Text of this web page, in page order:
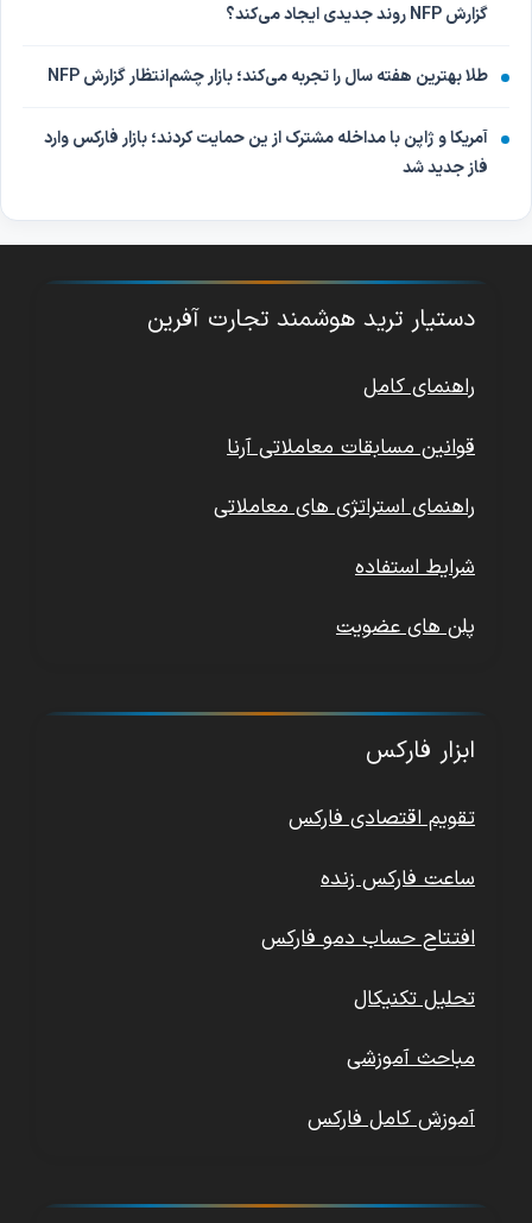
گزارش NFP روند جدیدی ایجاد می‌کند؟
طلا بهترین هفته سال را تجربه می‌کند؛ بازار چشم‌انتظار گزارش NFP
آمریکا و ژاپن با مداخله مشترک از ین حمایت کردند؛ بازار فارکس وارد
فاز جدید شد
دستیار ترید هوشمند تجارت آفرین
راهنمای کامل
قوانین مسابقات معاملاتی آرنا
راهنمای استراتژی های معاملاتی
شرایط استفاده
پلن های عضویت
ابزار فارکس
تقویم اقتصادی فارکس
ساعت فارکس زنده
افتتاح حساب دمو فارکس
تحلیل تکنیکال
مباحث آموزشی
آموزش کامل فارکس